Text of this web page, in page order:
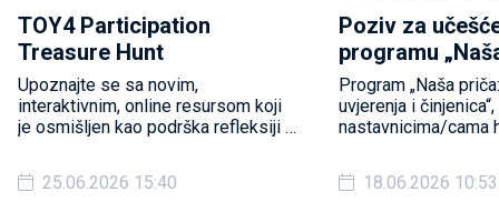
TOY4 Participation
Treasure Hunt
Upoznajte se sa novim,
interaktivnim, online resursom koji
je osmišljen kao podrška refleksiji i
25.06.2026 15:40
Poziv za
programu
između
činjenica“
Program „Naša
uvjerenja i
nastavnicima/cama
za dijalog o odnosu
uvjerenja, činjenica i
18.06.2026 10:53